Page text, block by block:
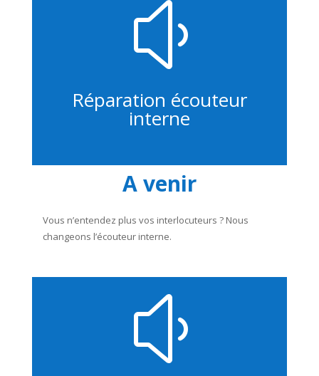
y
Réparation écouteur
interne
A venir
Vous n’entendez plus vos interlocuteurs ? Nous
changeons l’écouteur interne.
y